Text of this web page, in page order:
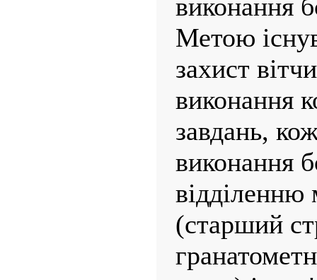
виконання
Метою
захист
виконання
завдань,
виконання
відділенню
(старший